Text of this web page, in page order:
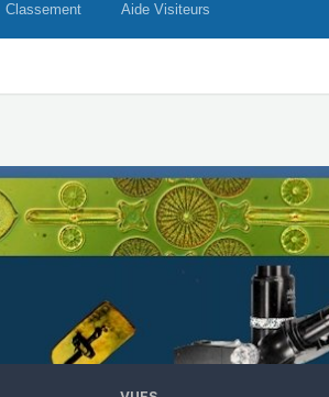
Classement Aide Visiteurs